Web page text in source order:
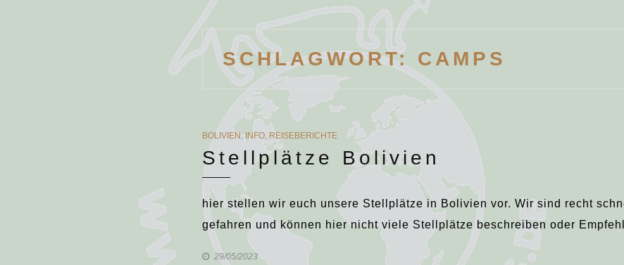
SCHLAGWORT: CAMPS
CATEGORIES
BOLIVIEN , INFO, REISEBERICHTE
Stellplätze Bolivien
hier stellen wir euch unsere Stellplätze in Bolivien vor. Wir sind recht
gefahren und können hier nicht viele Stellplätze beschreiben oder
29/05/2023